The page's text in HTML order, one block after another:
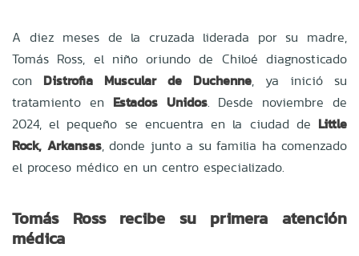
A diez meses de la cruzada liderada por su madre,
Tomás Ross, el niño oriundo de Chiloé diagnosticado
con Distrofia Muscular de Duchenne, ya inició su
tratamiento en Estados Unidos. Desde noviembre de
2024, el pequeño se encuentra en la ciudad de Little
Rock, Arkansas, donde junto a su familia ha comenzado
el proceso médico en un centro especializado.
Tomás Ross recibe su primera atención
médica